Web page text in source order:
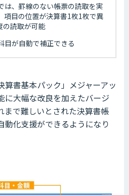
は、罫線のない帳票の読取を実
項目の位置が決算書1枚1枚で異
の読取が可能
目が自動で補正できる
算書基本パック」メジャーアッ
に大幅な改良を加えたバージ
まで難しいとされた決算書帳
動化支援ができるようになり